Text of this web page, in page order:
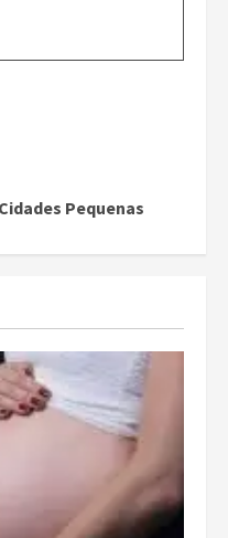
Pequenas